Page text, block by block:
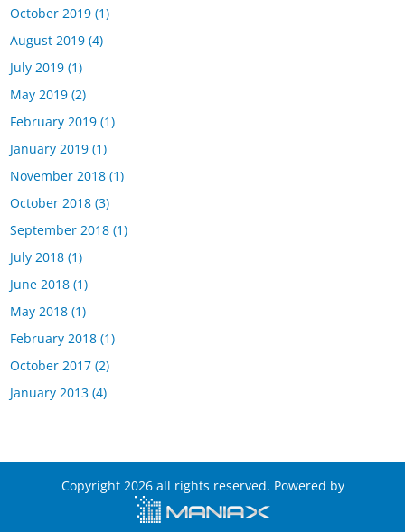
October 2019 (1)
August 2019 (4)
July 2019 (1)
May 2019 (2)
February 2019 (1)
January 2019 (1)
November 2018 (1)
October 2018 (3)
September 2018 (1)
July 2018 (1)
June 2018 (1)
May 2018 (1)
February 2018 (1)
October 2017 (2)
January 2013 (4)
Copyright 2026 all rights reserved. Powered by